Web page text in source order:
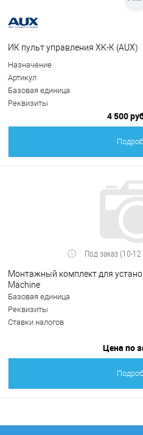
ИК пульт управления ХК-К (AUX)
Назначение
Артикул
Базовая единица
Реквизиты
4 500
Под заказ (10-
Монтажный комплект для
Machine
Базовая единица
Реквизиты
Ставки налогов
Цена по